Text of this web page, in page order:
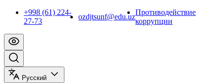
+998 (61) 224-
27-73
ozdjtsunf@edu.uz
Противодействие
коррупции
Русский